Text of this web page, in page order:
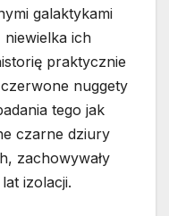
galaktykami
ich
praktycznie
nuggety
tego jak
czarne dziury
zachowywały
izolacji.